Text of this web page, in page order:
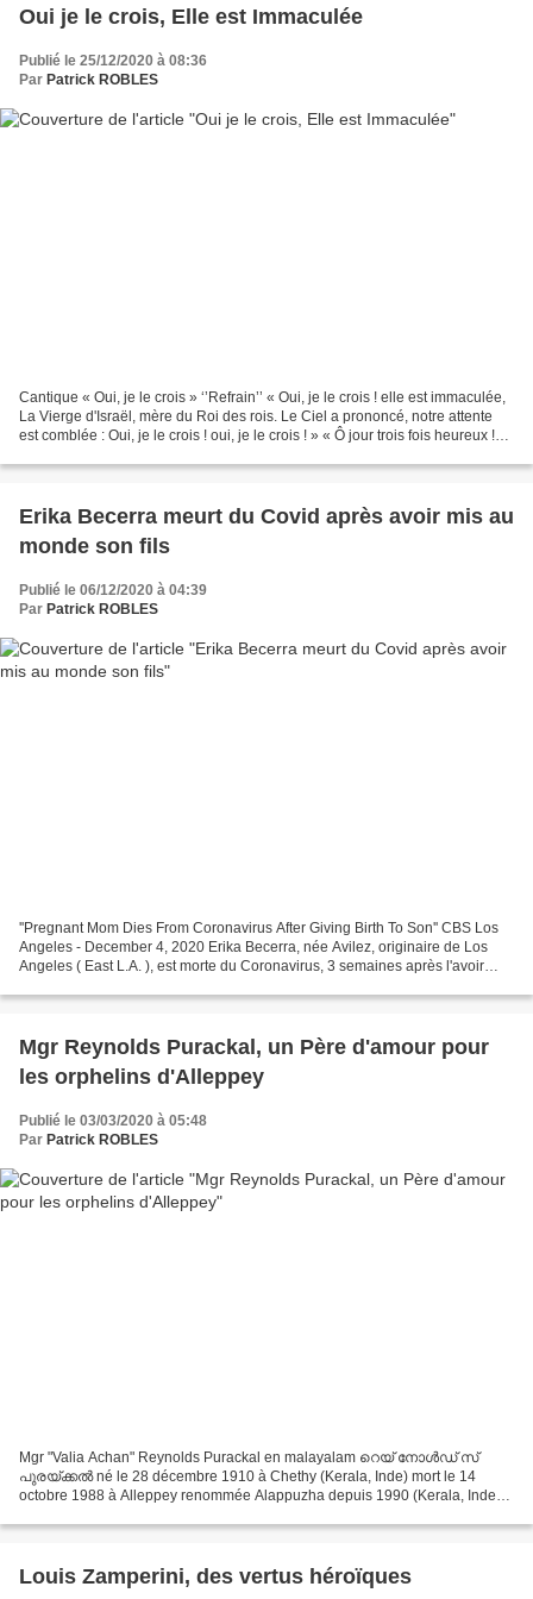
Oui je le crois, Elle est Immaculée
Publié le 25/12/2020 à 08:36
Par Patrick ROBLES
Cantique « Oui, je le crois » ‘’Refrain’’ « Oui, je le crois ! elle est immaculée,
La Vierge d'Israël, mère du Roi des rois. Le Ciel a prononcé, notre attente
est comblée : Oui, je le crois ! oui, je le crois ! » « Ô jour trois fois heureux !
Erika Becerra meurt du Covid après avoir mis au
monde son fils
Publié le 06/12/2020 à 04:39
Par Patrick ROBLES
''Pregnant Mom Dies From Coronavirus After Giving Birth To Son'' CBS Los
Angeles - December 4, 2020 Erika Becerra, née Avilez, originaire de Los
Angeles ( East L.A. ), est morte du Coronavirus, 3 semaines après l'avoir
Mgr Reynolds Purackal, un Père d'amour pour
les orphelins d'Alleppey
Publié le 03/03/2020 à 05:48
Par Patrick ROBLES
Mgr "Valia Achan" Reynolds Purackal en malayalam റെയ് നോൾഡ് സ്
പുരയ്ക്കൽ né le 28 décembre 1910 à Chethy (Kerala, Inde) mort le 14
octobre 1988 à Alleppey renommée Alappuzha depuis 1990 (Kerala, Inde)
Louis Zamperini, des vertus héroïques